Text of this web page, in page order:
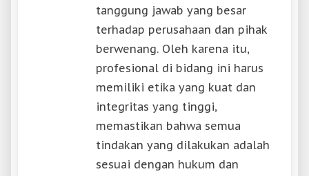
tanggung jawab yang besar
terhadap perusahaan dan pihak
berwenang. Oleh karena itu,
profesional di bidang ini harus
memiliki etika yang kuat dan
integritas yang tinggi,
memastikan bahwa semua
tindakan yang dilakukan adalah
sesuai dengan hukum dan